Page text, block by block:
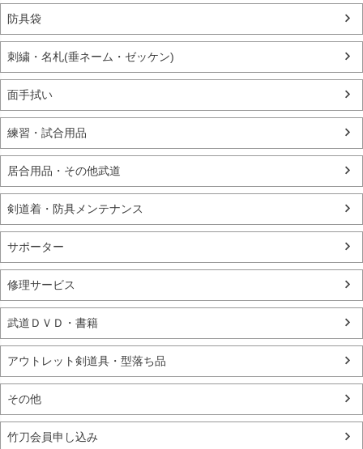
防具袋
刺繍・名札(垂ネーム・ゼッケン)
面手拭い
練習・試合用品
居合用品・その他武道
剣道着・防具メンテナンス
サポーター
修理サービス
武道ＤＶＤ・書籍
アウトレット剣道具・型落ち品
その他
竹刀会員申し込み